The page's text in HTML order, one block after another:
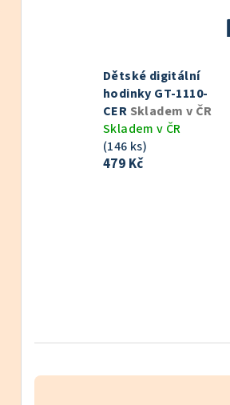
Dětské digitální
hodinky GT-1110-
CER Skladem v ČR
Skladem v ČR
(146 ks)
479 Kč